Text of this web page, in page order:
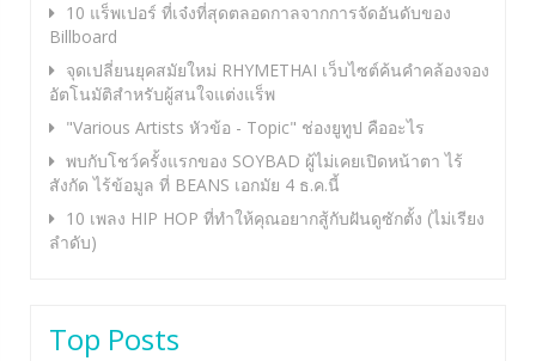
10 แร็พเปอร์ ที่เจ๋งที่สุดตลอดกาลจากการจัดอันดับของ
Billboard
จุดเปลี่ยนยุคสมัยใหม่ RHYMETHAI เว็บไซต์ค้นคำคล้องจอง
อัตโนมัติสำหรับผู้สนใจแต่งแร็พ
"Various Artists หัวข้อ - Topic" ช่องยูทูป คืออะไร
พบกับโชว์ครั้งแรกของ SOYBAD ผู้ไม่เคยเปิดหน้าตา ไร้
สังกัด ไร้ข้อมูล ที่ BEANS เอกมัย 4 ธ.ค.นี้
10 เพลง HIP HOP ที่ทำให้คุณอยากสู้กับฝันดูซักตั้ง (ไม่เรียง
ลำดับ)
Top Posts